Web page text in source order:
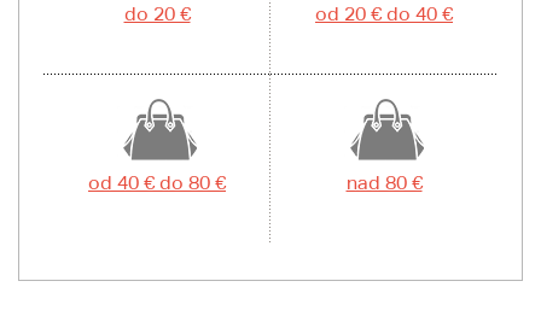
do 20 € od 20 € do 40 €
od 40 € do 80 € nad 80 €